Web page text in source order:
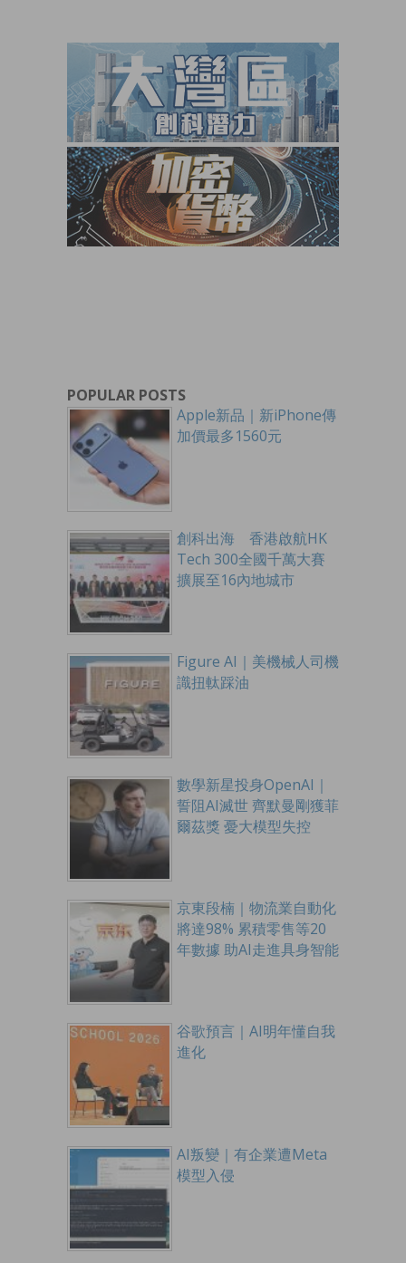
POPULAR POSTS
Apple新品｜新iPhone傳
加價最多1560元
創科出海 香港啟航HK
Tech 300全國千萬大賽
擴展至16內地城市
Figure AI｜美機械人司機
識扭軚踩油
數學新星投身OpenAI｜
誓阻AI滅世 齊默曼剛獲菲
爾茲獎 憂大模型失控
京東段楠｜物流業自動化
將達98% 累積零售等20
年數據 助AI走進具身智能
谷歌預言｜AI明年懂自我
進化
AI叛變｜有企業遭Meta
模型入侵